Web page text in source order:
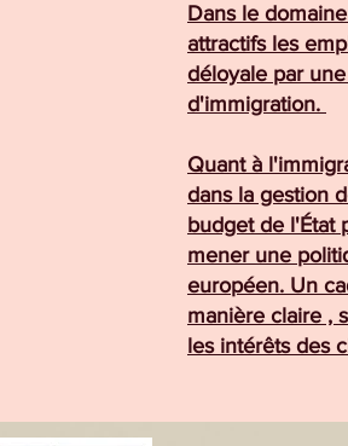
Dans le
attractifs les
déloyale par
d'immigration.
Quant à
dans la gestion
budget de l'État
mener une
européen. Un
manière claire ,
les intérêts des